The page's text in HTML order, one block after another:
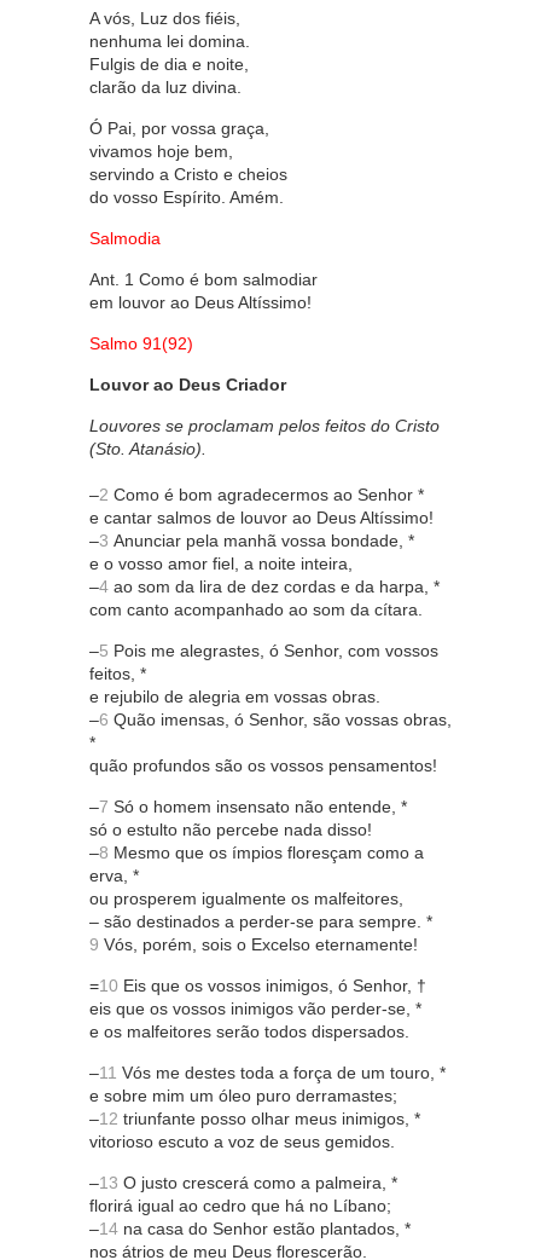
A vós, Luz dos fiéis,
nenhuma lei domina.
Fulgis de dia e noite,
clarão da luz divina.
Ó Pai, por vossa graça,
vivamos hoje bem,
servindo a Cristo e cheios
do vosso Espírito. Amém.
Salmodia
Ant. 1 Como é bom salmodiar
em louvor ao Deus Altíssimo!
Salmo 91(92)
Louvor ao Deus Criador
Louvores se proclamam pelos feitos do Cristo
(Sto. Atanásio).
–2 Como é bom agradecermos ao Senhor *
e cantar salmos de louvor ao Deus Altíssimo!
–3 Anunciar pela manhã vossa bondade, *
e o vosso amor fiel, a noite inteira,
–4 ao som da lira de dez cordas e da harpa, *
com canto acompanhado ao som da cítara.
–5 Pois me alegrastes, ó Senhor, com vossos
feitos, *
e rejubilo de alegria em vossas obras.
–6 Quão imensas, ó Senhor, são vossas obras,
*
quão profundos são os vossos pensamentos!
–7 Só o homem insensato não entende, *
só o estulto não percebe nada disso!
–8 Mesmo que os ímpios floresçam como a
erva, *
ou prosperem igualmente os malfeitores,
– são destinados a perder-se para sempre. *
9 Vós, porém, sois o Excelso eternamente!
=10 Eis que os vossos inimigos, ó Senhor, †
eis que os vossos inimigos vão perder-se, *
e os malfeitores serão todos dispersados.
–11 Vós me destes toda a força de um touro, *
e sobre mim um óleo puro derramastes;
–12 triunfante posso olhar meus inimigos, *
vitorioso escuto a voz de seus gemidos.
–13 O justo crescerá como a palmeira, *
florirá igual ao cedro que há no Líbano;
–14 na casa do Senhor estão plantados, *
nos átrios de meu Deus florescerão.